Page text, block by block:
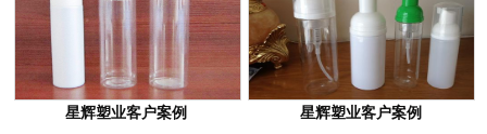
星辉塑业客户案例 星辉塑业客户案例